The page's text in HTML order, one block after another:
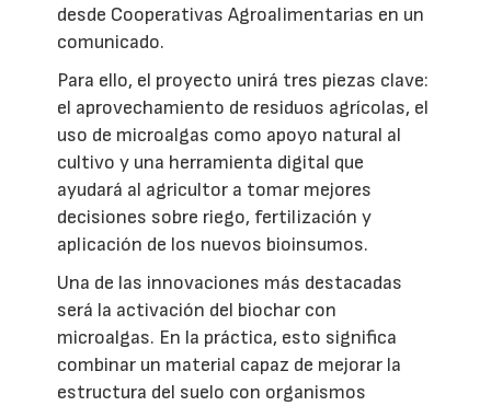
desde Cooperativas Agroalimentarias en un
comunicado.
Para ello, el proyecto unirá tres piezas clave:
el aprovechamiento de residuos agrícolas, el
uso de microalgas como apoyo natural al
cultivo y una herramienta digital que
ayudará al agricultor a tomar mejores
decisiones sobre riego, fertilización y
aplicación de los nuevos bioinsumos.
Una de las innovaciones más destacadas
será la activación del biochar con
microalgas. En la práctica, esto significa
combinar un material capaz de mejorar la
estructura del suelo con organismos